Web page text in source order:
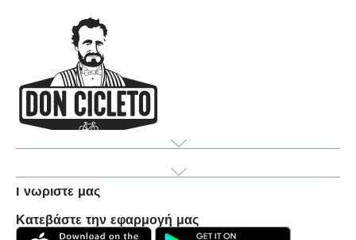
Προϊόν
Γνωρίστε μας
Κατεβάστε την εφαρμογή μας